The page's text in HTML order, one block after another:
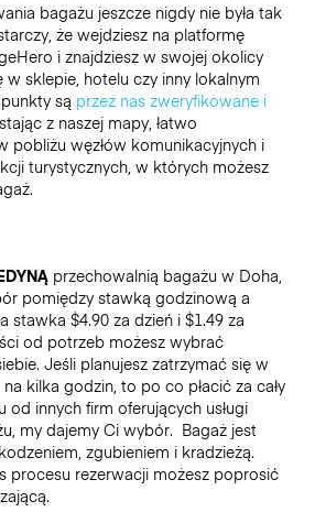
bagażu jeszcze nigdy nie była tak
że wejdziesz na platformę
i znajdziesz w swojej okolicy
w sklepie, hotelu czy inny lokalnym
są przez nas zweryfikowane i
z naszej mapy, łatwo
pobliżu węzłów komunikacyjnych i
turystycznych, w których możesz
przechowalnią bagażu w Doha,
pomiędzy stawką godzinową a
stawka $4.90 za dzień i $1.49 za
od potrzeb możesz wybrać
Jeśli planujesz zatrzymać się w
kilka godzin, to po co płacić za cały
od innych firm oferujących usługi
my dajemy Ci wybór. Bagaż jest
zgubieniem i kradzieżą.
procesu rezerwacji możesz poprosić